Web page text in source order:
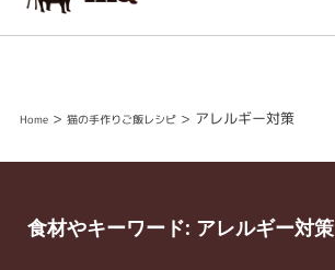
Home> 猫の手作りご飯レシピ> アレルギー対策
食材やキーワード: アレルギー対策